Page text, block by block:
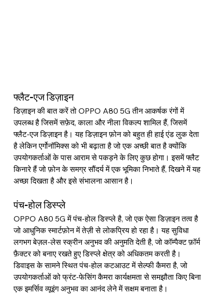
फ्लैट-एज डिज़ाइन
डिज़ाइन की बात करें तो OPPO A80 5G तीन आकर्षक रंगों में
उपलब्ध है जिसमें सफ़ेद, काला और नीला विकल्प शामिल हैं, जिसमें
फ्लैट-एज डिज़ाइन है। यह डिज़ाइन फ़ोन को बहुत ही हाई एंड लुक देता
है लेकिन एर्गोनॉमिक्स को भी बढ़ाता है जो एक अच्छी बात है क्योंकि
उपयोगकर्ताओं के पास आराम से पकड़ने के लिए कुछ होगा। इसमें फ्लैट
किनारे हैं जो फ़ोन के समग्र सौंदर्य में एक भूमिका निभाते हैं, दिखने में यह
अच्छा दिखता है और इसे संभालना आसान है।
पंच-होल डिस्प्ले
OPPO A80 5G में पंच-होल डिस्प्ले है, जो एक ऐसा डिज़ाइन तत्व है
जो आधुनिक स्मार्टफ़ोन में तेज़ी से लोकप्रिय हो रहा है। यह सुविधा
लगभग बेज़ल-लेस स्क्रीन अनुभव की अनुमति देती है, जो कॉम्पैक्ट फ़ॉर्म
फ़ैक्टर को बनाए रखते हुए डिस्प्ले क्षेत्र को अधिकतम करती है।
डिवाइस के सामने स्थित पंच-होल कटआउट में सेल्फी कैमरा है, जो
उपयोगकर्ताओं को फ्रंट-फेसिंग कैमरा कार्यक्षमता से समझौता किए बिना
एक इमर्सिव व्यूइंग अनुभव का आनंद लेने में सक्षम बनाता है।